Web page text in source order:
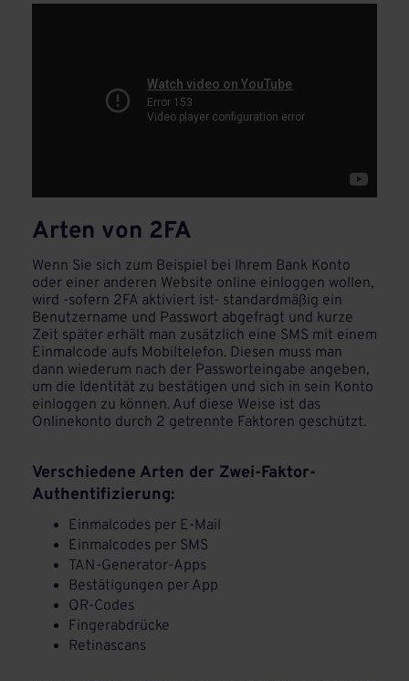
Arten von 2FA
Wenn Sie sich zum Beispiel bei Ihrem Bank Konto
oder einer anderen Website online einloggen wollen,
wird -sofern 2FA aktiviert ist- standardmäßig ein
Benutzername und Passwort abgefragt und kurze
Zeit später erhält man zusätzlich eine SMS mit einem
Einmalcode aufs Mobiltelefon. Diesen muss man
dann wiederum nach der Passworteingabe angeben,
um die Identität zu bestätigen und sich in sein Konto
einloggen zu können. Auf diese Weise ist das
Onlinekonto durch 2 getrennte Faktoren geschützt.
Verschiedene Arten der Zwei-Faktor-
Authentifizierung:
Einmalcodes per E-Mail
Einmalcodes per SMS
TAN-Generator-Apps
Bestätigungen per App
QR-Codes
Fingerabdrücke
Retinascans